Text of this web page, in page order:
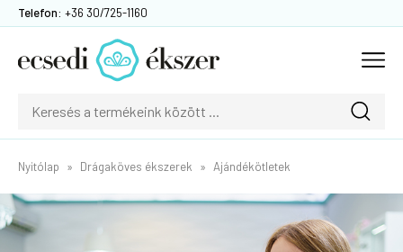
Telefon: +36 30/725-1160
Nyitólap Drágaköves ékszerek Ajándékötletek